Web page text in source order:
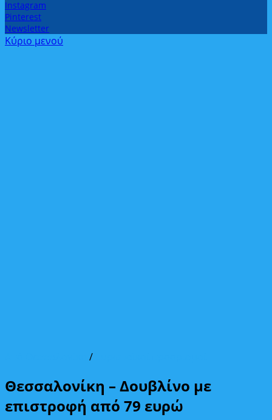
Instagram
Pinterest
Newsletter
Κύριο μενού
/
Θεσσαλονίκη – Δουβλίνο με
επιστροφή από 79 ευρώ